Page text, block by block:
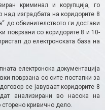
криминал и корупција, го
над изградбата на коридорите 8
до обвинителството ги достави
поврзани со коридорите 8 и 10-
до електронската база на
електронска документација
поврзана со сите постапки за
се јавуваат коридорите 8
анализирани во насока на
кривично дело.